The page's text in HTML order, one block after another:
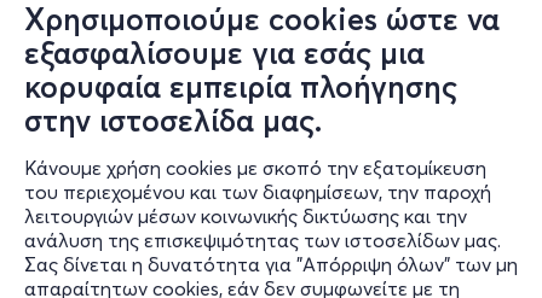
Χρησιμοποιούμε cookies ώστε να
εξασφαλίσουμε για εσάς μια
κορυφαία εμπειρία πλοήγησης
στην ιστοσελίδα μας.
Κάνουμε χρήση cookies με σκοπό την εξατομίκευση
του περιεχομένου και των διαφημίσεων, την παροχή
λειτουργιών μέσων κοινωνικής δικτύωσης και την
ανάλυση της επισκεψιμότητας των ιστοσελίδων μας.
Σας δίνεται η δυνατότητα για "Απόρριψη όλων" των μη
απαραίτητων cookies, εάν δεν συμφωνείτε με τη